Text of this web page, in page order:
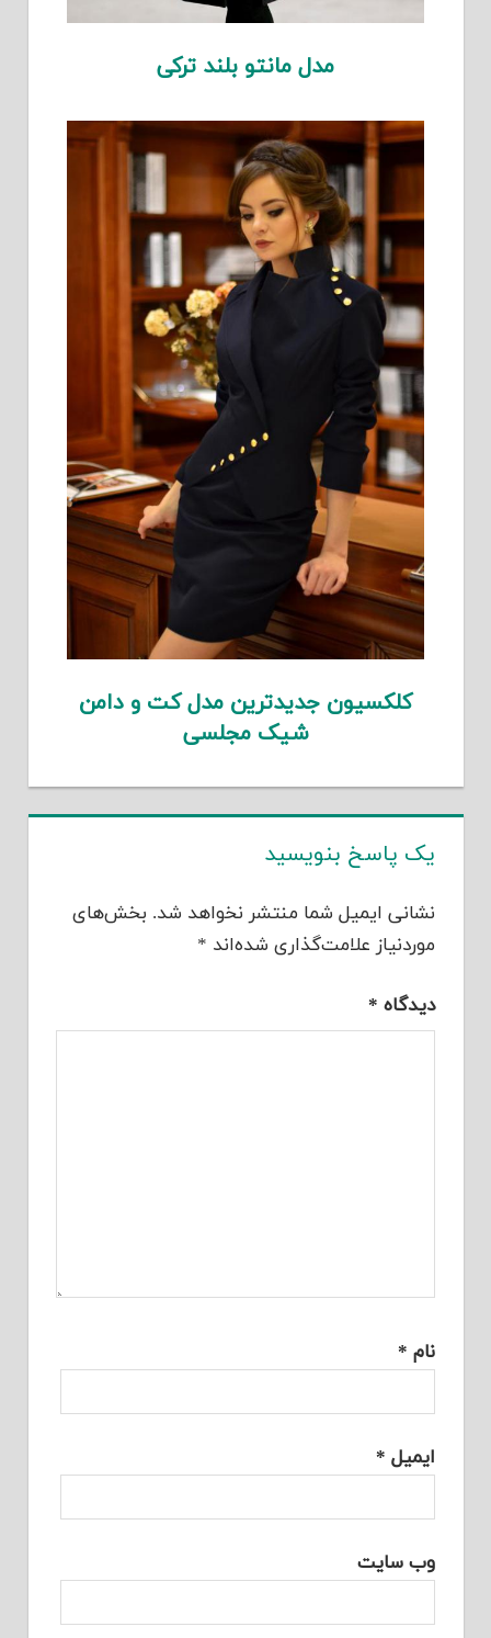
مدل مانتو بلند ترکی
کلکسیون جدیدترین مدل کت و دامن
شیک مجلسی
یک پاسخ بنویسید
نشانی ایمیل شما منتشر نخواهد شد. بخش‌های
موردنیاز علامت‌گذاری شده‌اند *
دیدگاه *
نام *
ایمیل *
وب‌ سایت